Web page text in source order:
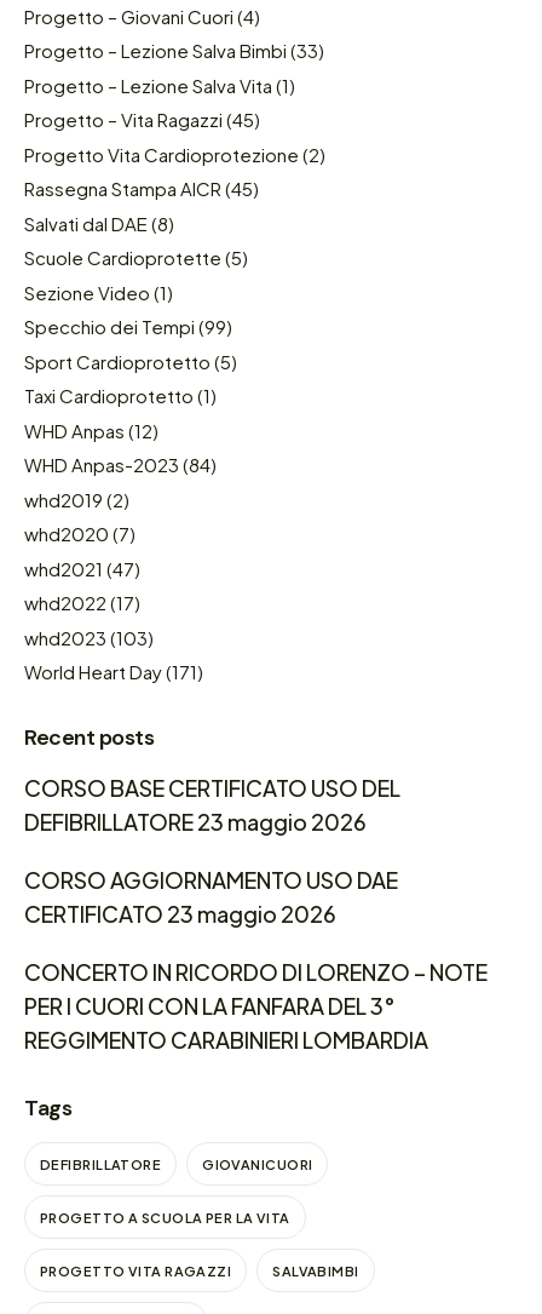
Progetto – Giovani Cuori (4)
Progetto – Lezione Salva Bimbi (33)
Progetto – Lezione Salva Vita (1)
Progetto – Vita Ragazzi (45)
Progetto Vita Cardioprotezione (2)
Rassegna Stampa AICR (45)
Salvati dal DAE (8)
Scuole Cardioprotette (5)
Sezione Video (1)
Specchio dei Tempi (99)
Sport Cardioprotetto (5)
Taxi Cardioprotetto (1)
WHD Anpas (12)
WHD Anpas-2023 (84)
whd2019 (2)
whd2020 (7)
whd2021 (47)
whd2022 (17)
whd2023 (103)
World Heart Day(171)
Recent posts
CORSO BASE CERTIFICATO USO DEL
DEFIBRILLATORE 23 maggio 2026
CORSO AGGIORNAMENTO USO DAE
CERTIFICATO 23 maggio 2026
CONCERTO IN RICORDO DI LORENZO – NOTE
PER I CUORI CON LA FANFARA DEL 3°
REGGIMENTO CARABINIERI LOMBARDIA
Tags
DEFIBRILLATORE GIOVANICUORI
PROGETTO A SCUOLA PER LA VITA
PROGETTO VITA RAGAZZI SALVABIMBI